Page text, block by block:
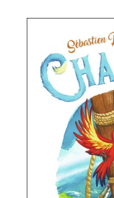
ANS/FLAM
JEUNESSE/CHARLOCK